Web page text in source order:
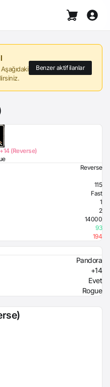
Benzer aktif ilanlar
(Reverse)
Reverse
115
Fast
1
2
14000
93
194
Pandora
+14
Evet
Rogue